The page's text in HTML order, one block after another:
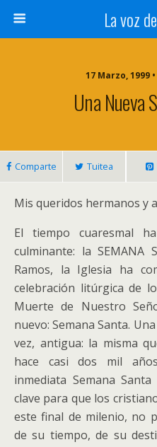
La voz
17 Marzo, 1999
Una Nueva
Comparte Tuitea
Mis queridos hermanos y
El tiempo cuaresmal
culminante: la SEMANA
Ramos, la Iglesia ha
celebración litúrgica de
Muerte de Nuestro
nuevo: Semana Santa.
vez, antigua: la misma
hace casi dos mil
inmediata Semana
clave para que los
este final de milenio, no
de su tiempo, de su